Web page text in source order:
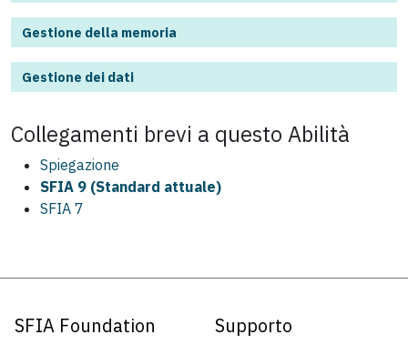
Gestione della memoria
Gestione dei dati
Collegamenti brevi a questo Abilità
Spiegazione
SFIA 9 (Standard attuale)
SFIA 7
SFIA Foundation Supporto